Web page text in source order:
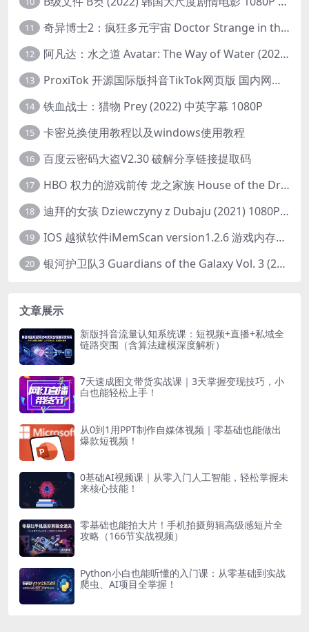
11 奇异博士2：疯狂多元宇宙 Doctor Strange in the Multiverse of Madness (2022) 高清版1080p
12 阿凡达：水之道 Avatar: The Way of Water (2022) 1080p 2k 4k 中文字幕
13 ProxiTok 开源国际版抖音TikTok网页版 国内网络直连
14 铁血战士：猎物 Prey (2022) 中英字幕 1080P
15 卡密兑换使用教程以及windows使用教程
16 百度云密码大盗V2.30 破解分享链接提取码
17 HBO 权力的游戏前传 龙之家族 House of the Dragon (2022) 中字 1080P 更新4集
18 迪拜的女孩 Dziewczyny z Dubaju (2021) 1080P 中字
19 IOS 越狱软件iMemScan version1.2.6 游戏内存修改器
20 银河护卫队3 Guardians of the Galaxy Vol. 3 (2023)4K高清资源1080p只分享精品
文章展示
新版抖音流量认知系统课：短视频+直播+私域全
链路突围（含算法建模深度解析）
7天速成图文带货实战课｜3天掌握变现技巧，小
白也能轻松上手！
从0到1用PPT制作自媒体视频｜零基础也能做出
爆款短视频！
0基础AI视频课｜从零入门人工智能，轻松掌握未
来核心技能！
零基础也能拍大片！手机拍摄剪辑高级感短片全
攻略（166节实战视频）
Python小白也能听懂的入门课：从零基础到实战
爬虫、AI项目全掌握！